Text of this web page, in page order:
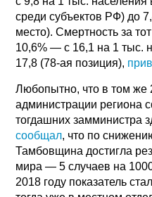
среди субъектов РФ) до
место). Смертность за
10,6% — с 16,1 на 1 тыс.
17,8 (78-ая позиция),
Любопытно, что в том же
администрации региона
тогдашних замминистра
сообщал, что по
Тамбовщина достигла
мира — 5 случаев на
2018 году показатель